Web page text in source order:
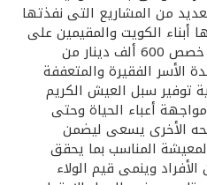
من المشاريع التى نفذتها
أبناء الكويت والمقيمين على
أرضها. واوضح الميلم أن بيتك خصص 600 ألف دينار من
الأسر الفقيرة والمتعففة
توفير سبل العيش الكريم
أعباء الحياة وحتى
الأخرى يسعى ليضمن
المناسب بما يحقق
وينمى قيم الولاء